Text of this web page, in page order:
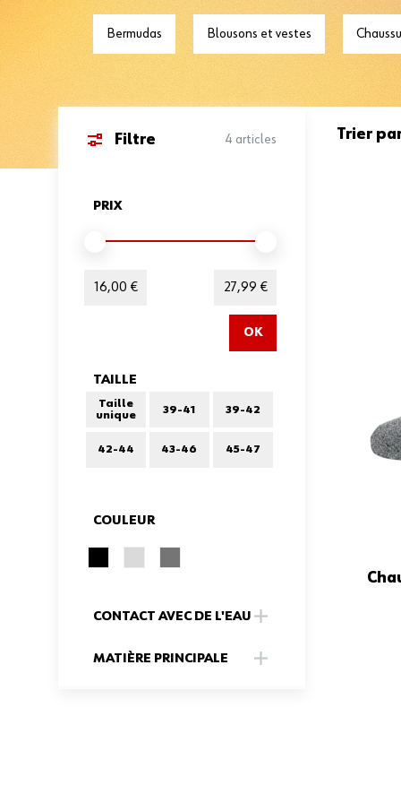
Bermudas Blousons et vestes
Filtre 4 articles
PRIX
Minimum value
16,00 €
Valeur maximale
27,99 €
OK
TAILLE
FILTER
Taille
unique
39-41 39-42
42-44 43-46 45-47
COULEUR
FILTER
CONTACT AVEC DE L'EAU
MATIÈRE PRINCIPALE
Trier